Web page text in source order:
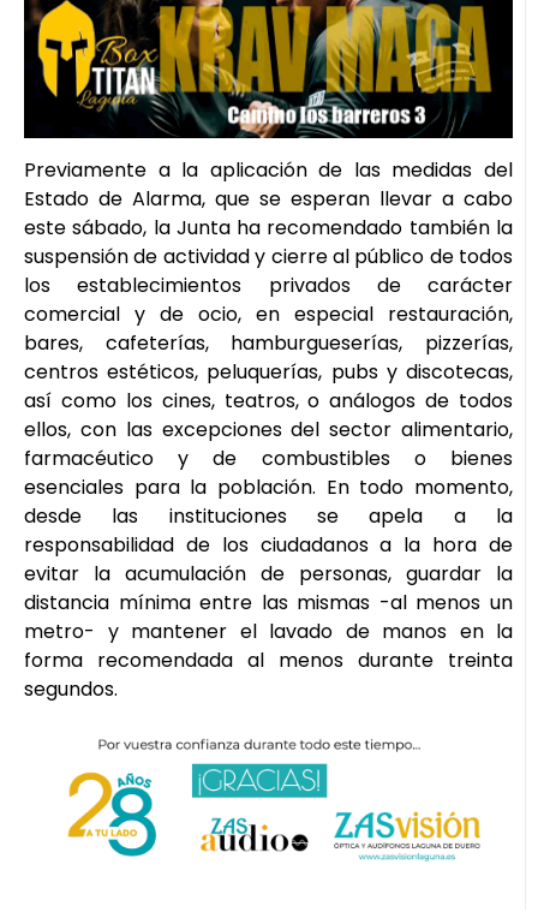
Previamente a la aplicación de las medidas del
Estado de Alarma, que se esperan llevar a cabo
este sábado, la Junta ha recomendado también la
suspensión de actividad y cierre al público de todos
los establecimientos privados de carácter
comercial y de ocio, en especial restauración,
bares, cafeterías, hamburgueserías, pizzerías,
centros estéticos, peluquerías, pubs y discotecas,
así como los cines, teatros, o análogos de todos
ellos, con las excepciones del sector alimentario,
farmacéutico y de combustibles o bienes
esenciales para la población. En todo momento,
desde las instituciones se apela a la
responsabilidad de los ciudadanos a la hora de
evitar la acumulación de personas, guardar la
distancia mínima entre las mismas -al menos un
metro- y mantener el lavado de manos en la
forma recomendada al menos durante treinta
segundos.